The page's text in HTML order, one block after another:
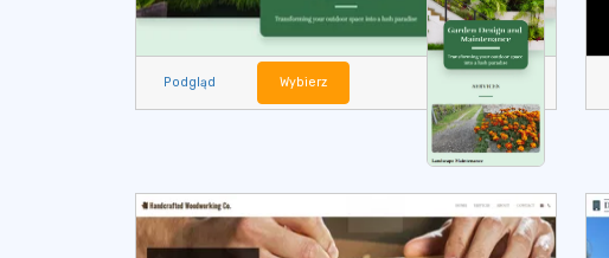
Podgląd Wybierz